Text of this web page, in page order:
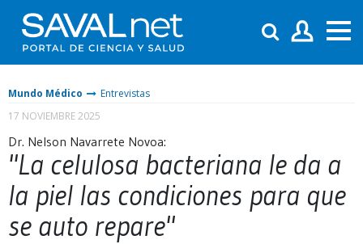
Mundo Médico
Entrevistas
17 NOVIEMBRE 2025
Dr. Nelson Navarrete Novoa:
"La celulosa bacteriana le da a
la piel las condiciones para que
se auto repare"